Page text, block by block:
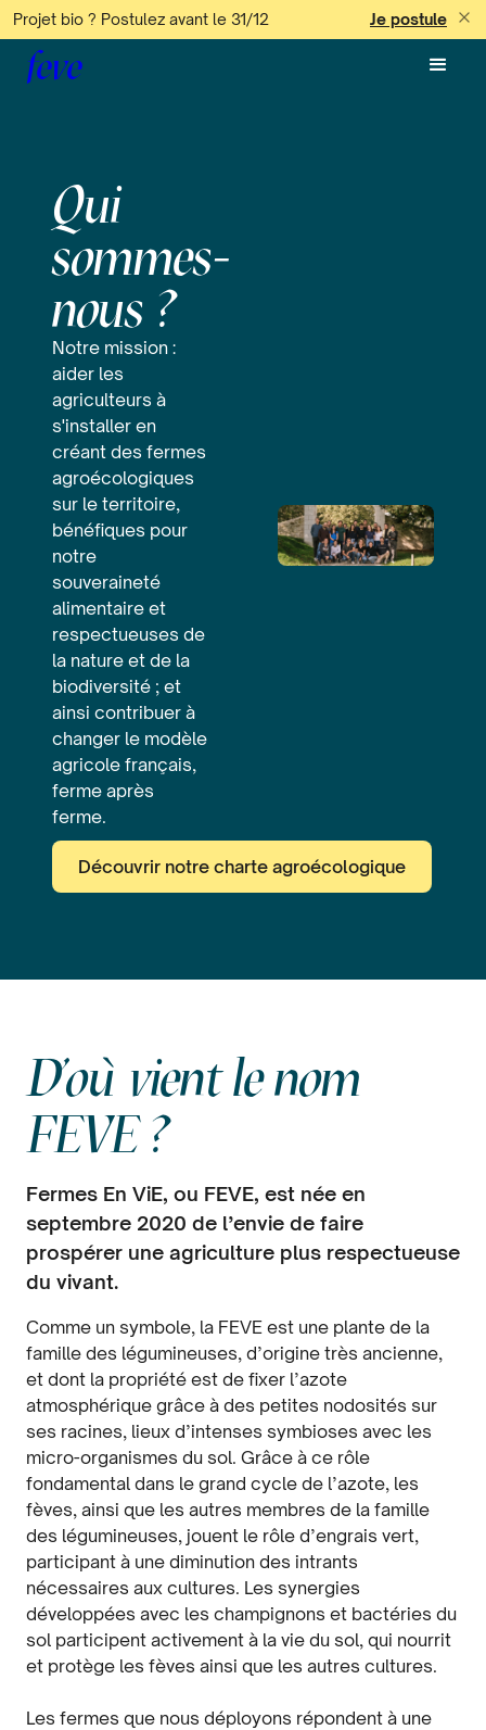
Projet bio ? Postulez avant le 31/12 Je postule
feve
Qui
sommes-
nous ?
Notre mission :
aider les
agriculteurs à
s'installer en
créant des fermes
agroécologiques
sur le territoire,
bénéfiques pour
notre
souveraineté
alimentaire et
respectueuses de
la nature et de la
biodiversité ; et
ainsi contribuer à
changer le modèle
agricole français,
ferme après
ferme.
Découvrir notre charte agroécologique
D'où vient le nom
FEVE ?
Fermes En ViE, ou FEVE, est née en
septembre 2020 de l’envie de faire
prospérer une agriculture plus respectueuse
du vivant.
Comme un symbole, la FEVE est une plante de la
famille des légumineuses, d’origine très ancienne,
et dont la propriété est de fixer l’azote
atmosphérique grâce à des petites nodosités sur
ses racines, lieux d’intenses symbioses avec les
micro-organismes du sol. Grâce à ce rôle
fondamental dans le grand cycle de l’azote, les
fèves, ainsi que les autres membres de la famille
des légumineuses, jouent le rôle d’engrais vert,
participant à une diminution des intrants
nécessaires aux cultures. Les synergies
développées avec les champignons et bactéries du
sol participent activement à la vie du sol, qui nourrit
et protège les fèves ainsi que les autres cultures.
Les fermes que nous déployons répondent à une